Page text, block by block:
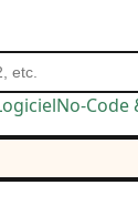
No-Code